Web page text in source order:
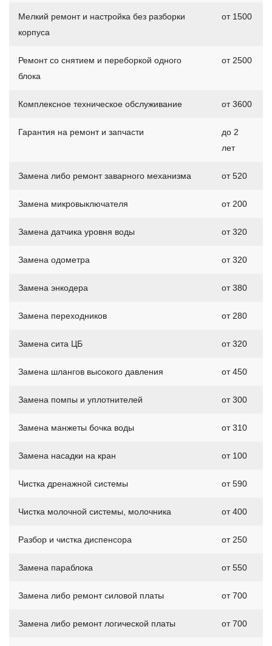
Мелкий ремонт и настройка без разборки
корпуса
от 1500
Ремонт со снятием и переборкой одного
блока
от 2500
Комплексное техническое обслуживание от 3600
Гарантия на ремонт и запчасти
до 2
лет
Замена либо ремонт заварного механизма от 520
Замена микровыключателя от 200
Замена датчика уровня воды от 320
Замена одометра от 320
Замена энкодера от 380
Замена переходников от 280
Замена сита ЦБ от 320
Замена шлангов высокого давления от 450
Замена помпы и уплотнителей от 300
Замена манжеты бочка воды от 310
Замена насадки на кран от 100
Чистка дренажной системы от 590
Чистка молочной системы, молочника от 400
Разбор и чистка диспенсора от 250
Замена параблока от 550
Замена либо ремонт силовой платы от 700
Замена либо ремонт логической платы от 700